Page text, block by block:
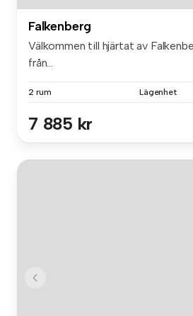
Falkenberg
Välkommen till hjärtat av
från...
2 rum Lägenhet
7 885 kr